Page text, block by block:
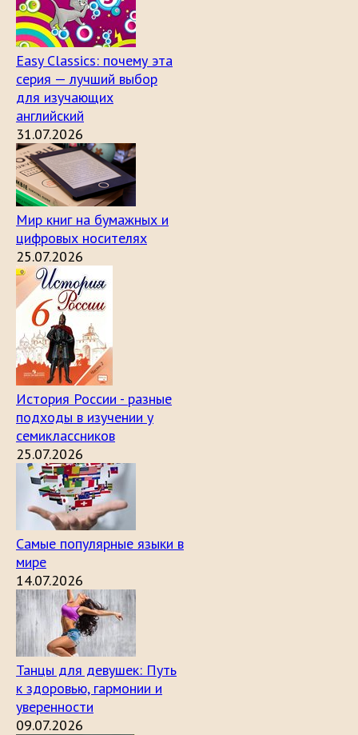
Easy Classics: почему эта
серия — лучший выбор
для изучающих
английский
31.07.2026
Мир книг на бумажных и
цифровых носителях
25.07.2026
История России - разные
подходы в изучении у
семиклассников
25.07.2026
Самые популярные языки в
мире
14.07.2026
Танцы для девушек: Путь
к здоровью, гармонии и
уверенности
09.07.2026